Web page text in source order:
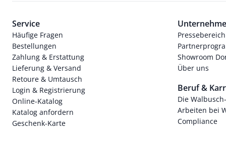
Service
Häufige Fragen
Bestellungen
Zahlung & Erstattung
Lieferung & Versand
Retoure & Umtausch
Login & Registrierung
Online-Katalog
Katalog anfordern
Geschenk-Karte
Pressebereich
Showroom
Über uns
Beruf &
Die
Arbeiten bei
Compliance